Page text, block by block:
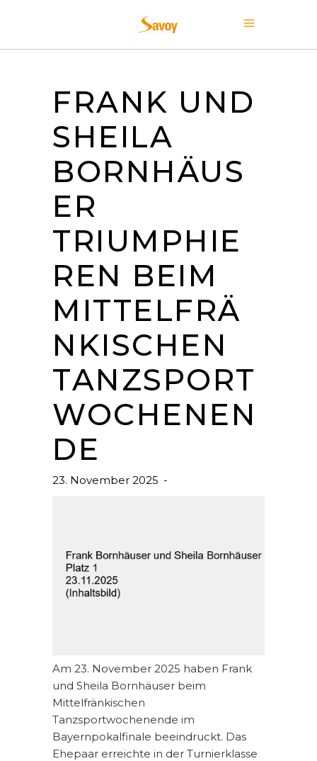
FRANK UND
SHEILA
BORNHÄUS
ER
TRIUMPHIE
REN BEIM
MITTELFRÄ
NKISCHEN
TANZSPORT
WOCHENEN
DE
23. November 2025
Am 23. November 2025 haben Frank
und Sheila Bornhäuser beim
Mittelfränkischen
Tanzsportwochenende im
Bayernpokalfinale beeindruckt. Das
Ehepaar erreichte in der Turnierklasse